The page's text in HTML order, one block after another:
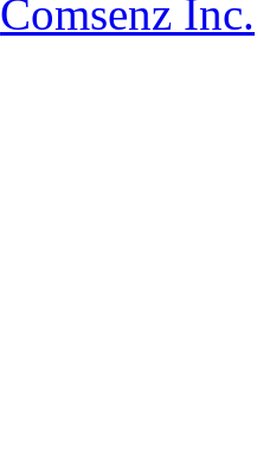
Comsenz Inc.